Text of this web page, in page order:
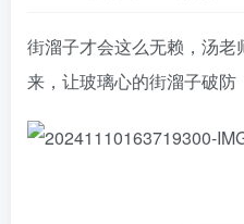
街溜子才会这么无赖，汤
来，让玻璃心的街溜子破防